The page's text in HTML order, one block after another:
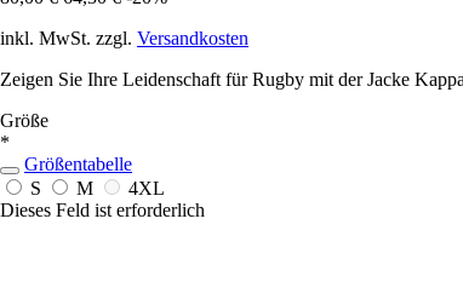
inkl. MwSt. zzgl. Versandkosten
Zeigen Sie Ihre Leidenschaft für Rugby mit der Jacke
Größe
*
Größentabelle
S
M
4XL
Dieses Feld ist erforderlich